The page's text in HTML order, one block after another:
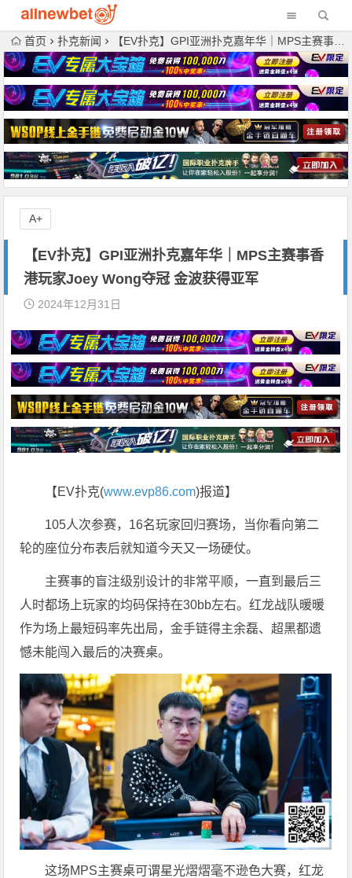
首页 扑克新闻 【EV扑克】GPI亚洲扑克嘉年华｜MPS主赛事香港玩家Joey Wong夺冠 金波获得亚军
【EV扑克】GPI亚洲扑克嘉年华｜MPS主赛事香
港玩家Joey Wong夺冠 金波获得亚军
2024年12月31日
【EV扑克(www.evp86.com)报道】
105人次参赛，16名玩家回归赛场，当你看向第二
轮的座位分布表后就知道今天又一场硬仗。
主赛事的盲注级别设计的非常平顺，一直到最后三
人时都场上玩家的均码保持在30bb左右。红龙战队暖暖
作为场上最短码率先出局，金手链得主余磊、超黑都遗
憾未能闯入最后的决赛桌。
这场MPS主赛桌可谓星光熠熠毫不逊色大赛，红龙
A+